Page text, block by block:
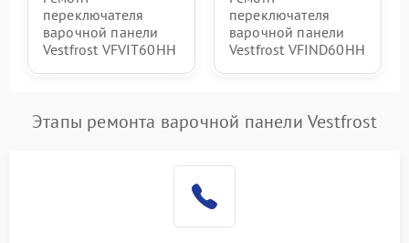
переключателя
варочной панели
Vestfrost VFVIT60HH
переключателя
варочной панели
Vestfrost VFIND60HH
Этапы ремонта варочной панели Vestfrost